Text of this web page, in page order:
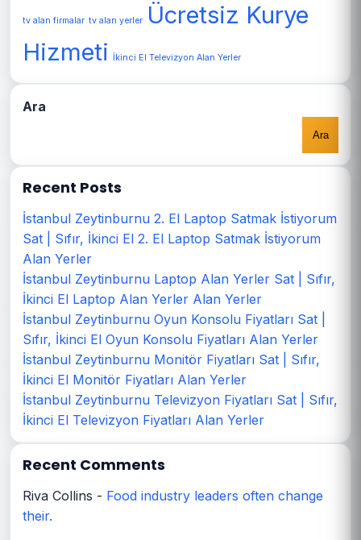
tv alan firmalar tv alan yerler
Ücretsiz Kurye
Hizmeti
İkinci El Televizyon Alan Yerler
Ara
Ara
Recent Posts
İstanbul Zeytinburnu 2. El Laptop Satmak İstiyorum
Sat | Sıfır, İkinci El 2. El Laptop Satmak İstiyorum
Alan Yerler
İstanbul Zeytinburnu Laptop Alan Yerler Sat | Sıfır,
İkinci El Laptop Alan Yerler Alan Yerler
İstanbul Zeytinburnu Oyun Konsolu Fiyatları Sat |
Sıfır, İkinci El Oyun Konsolu Fiyatları Alan Yerler
İstanbul Zeytinburnu Monitör Fiyatları Sat | Sıfır,
İkinci El Monitör Fiyatları Alan Yerler
İstanbul Zeytinburnu Televizyon Fiyatları Sat | Sıfır,
İkinci El Televizyon Fiyatları Alan Yerler
Recent Comments
Riva Collins - Food industry leaders often change
their.